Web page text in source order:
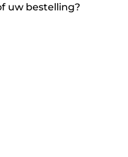
uw bestelling?